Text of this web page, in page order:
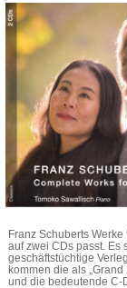
Franz Schuberts
auf zwei CDs passt. Es
geschäftstüchtige
kommen die als
und die bedeutende C-